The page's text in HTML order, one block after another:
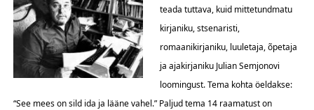
teada tuttava, kuid mittetundmatu
kirjaniku, stsenaristi,
romaanikirjaniku, luuletaja, õpetaja
ja ajakirjaniku Julian Semjonovi
loomingust. Tema kohta öeldakse:
“See mees on sild ida ja lääne vahel.” Paljud tema 14 raamatust on